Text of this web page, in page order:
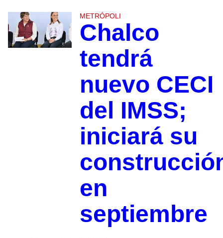
METRÓPOLI
Chalco
tendrá
nuevo CECI
del IMSS;
iniciará su
en
septiembre